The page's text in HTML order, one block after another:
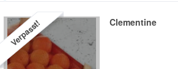
Verpasst! Clementine